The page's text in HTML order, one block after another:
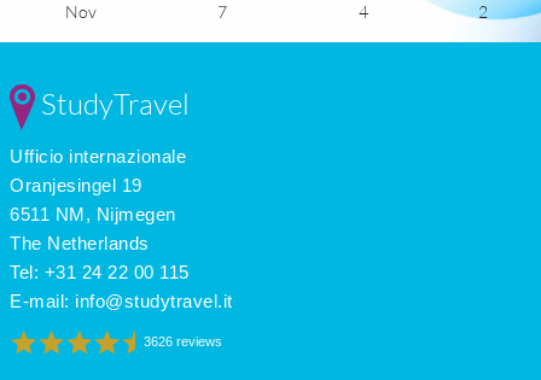
Nov
7 4
2
Mar
May
June
July
StudyTravel
Ufficio internazionale
Oranjesingel 19
6511 NM, Nijmegen
The Netherlands
Tel: +31 24 22 00 115
E-mail: info@studytravel.it
3626 reviews